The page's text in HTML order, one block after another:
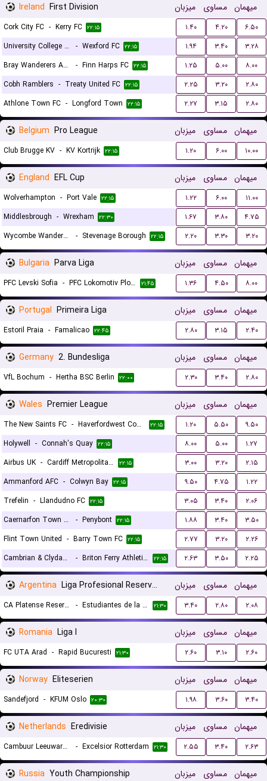
Ireland First Division میزبان مساوی میهمان
Cork City FC - Kerry FC ۲۲:۱۵ ۱.۴۰ ۴.۲۰
۶.۵۰
University College Dublin FC
- Wexford FC ۲۲:۱۵ ۱.۹۴ ۳.۴۰
۳.۲۸
Bray Wanderers AFC
- Finn Harps FC ۲۲:۱۵ ۱.۲۵ ۵.۰۰
۸.۰۰
Cobh Ramblers - Treaty United FC ۲۲:۱۵ ۲.۲۵ ۳.۲۰
۲.۸۰
Athlone Town FC - Longford Town ۲۲:۱۵ ۲.۲۷ ۳.۱۵ ۲.۸۰
Belgium Pro League میزبان مساوی میهمان
Club Brugge KV - KV Kortrijk ۲۲:۱۵ ۱.۲۰ ۶.۰۰ ۱۰.۰۰
England EFL Cup میزبان مساوی میهمان
Wolverhampton - Port Vale ۲۲:۱۵ ۱.۲۲ ۶.۰۰
۱۱.۰۰
Middlesbrough - Wrexham ۲۲:۳۰ ۱.۶۷ ۳.۸۰
۴.۷۵
Wycombe Wanderers
- Stevenage Borough ۲۲:۱۵ ۲.۲۰ ۳.۳۰ ۳.۲۰
Bulgaria Parva Liga میزبان مساوی میهمان
PFC Levski Sofia - PFC Lokomotiv Plovdiv 1936 ۲۱:۴۵ ۱.۳۶ ۴.۵۰ ۸.۰۰
Portugal Primeira Liga میزبان مساوی میهمان
Estoril Praia - Famalicao ۲۲:۴۵ ۲.۸۰ ۳.۱۵ ۲.۴۰
Germany 2. Bundesliga میزبان مساوی میهمان
VfL Bochum - Hertha BSC Berlin ۲۲:۰۰ ۲.۳۰ ۳.۴۰ ۲.۸۰
Wales Premier League میزبان مساوی میهمان
The New Saints FC - Haverfordwest County ۲۲:۱۵ ۱.۲۰ ۵.۵۰
۹.۵۰
Holywell - Connah's Quay ۲۲:۱۵ ۸.۰۰ ۵.۰۰
۱.۲۷
Airbus UK - Cardiff Metropolitan University F.C. ۲۲:۱۵ ۳.۰۰ ۳.۲۰
۲.۱۵
Ammanford AFC - Colwyn Bay ۲۲:۱۵ ۹.۵۰ ۴.۷۵
۱.۲۲
Trefelin - Llandudno FC ۲۲:۱۵ ۳.۰۵ ۳.۴۰
۲.۰۶
Caernarfon Town FC
- Penybont ۲۲:۱۵ ۱.۸۸ ۳.۴۰
۳.۵۰
Flint Town United - Barry Town FC ۲۲:۱۵ ۲.۷۷ ۳.۲۰
۲.۲۶
Cambrian & Clydach
- Briton Ferry Athletic FC ۲۲:۱۵ ۲.۶۳ ۳.۵۰ ۲.۲۵
Argentina Liga Profesional Reserves میزبان مساوی میهمان
CA Platense Reserves - Estudiantes de la Plata Reserves ۲۱:۳۰ ۳.۴۰ ۲.۸۰ ۲.۰۸
Romania Liga I میزبان مساوی میهمان
FC UTA Arad - Rapid Bucuresti ۲۱:۳۰ ۲.۶۰ ۳.۱۰ ۲.۶۰
Norway Eliteserien میزبان مساوی میهمان
Sandefjord - KFUM Oslo ۲۰:۳۰ ۱.۹۸ ۳.۶۰ ۳.۴۰
Netherlands Eredivisie میزبان مساوی میهمان
Cambuur Leeuwarden - Excelsior Rotterdam ۲۱:۳۰ ۲.۵۵ ۳.۴۰ ۲.۶۳
Russia Youth Championship میزبان مساوی میهمان